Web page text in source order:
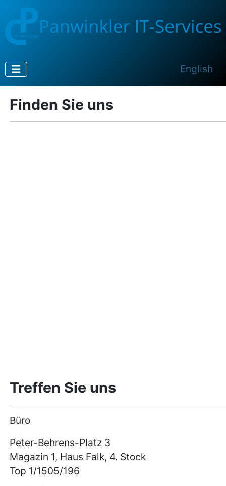
Sprache
English
Finden Sie uns
Treffen Sie uns
Büro
Peter-Behrens-Platz 3
Magazin 1, Haus Falk, 4. Stock
Top 1/1505/196